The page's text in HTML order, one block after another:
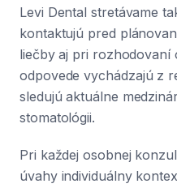
Levi Dental stretávame
kontaktujú pred
liečby aj pri rozhodovaní
odpovede vychádzajú z
sledujú aktuálne
stomatológii.
Pri každej osobnej
úvahy individuálny